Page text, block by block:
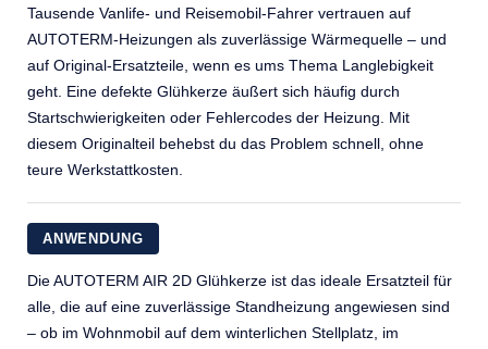
Tausende Vanlife- und Reisemobil-Fahrer vertrauen auf
AUTOTERM-Heizungen als zuverlässige Wärmequelle – und
auf Original-Ersatzteile, wenn es ums Thema Langlebigkeit
geht. Eine defekte Glühkerze äußert sich häufig durch
Startschwierigkeiten oder Fehlercodes der Heizung. Mit
diesem Originalteil behebst du das Problem schnell, ohne
teure Werkstattkosten.
ANWENDUNG
Die AUTOTERM AIR 2D Glühkerze ist das ideale Ersatzteil für
alle, die auf eine zuverlässige Standheizung angewiesen sind
– ob im Wohnmobil auf dem winterlichen Stellplatz, im